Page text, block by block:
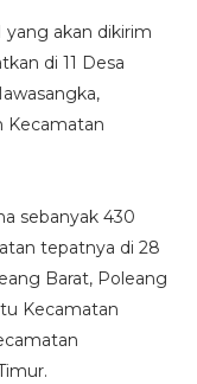
yang akan dikirim
di 11 Desa
Kecamatan
sebanyak 430
tepatnya di 28
Barat, Poleang
Kecamatan